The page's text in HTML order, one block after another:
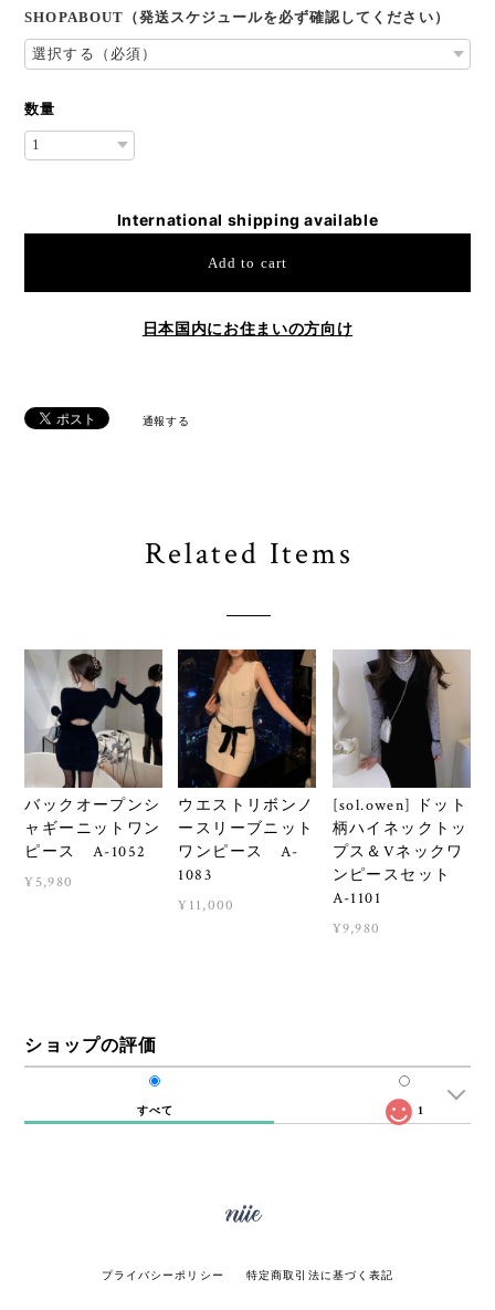
SHOPABOUT（発送スケジュールを必ず確認してください）
数量
International shipping available
Add to cart
日本国内にお住まいの方向け
通報する
Related Items
バックオープンシ
ャギーニットワン
ピース A-1052
¥5,980
ウエストリボンノ
ースリーブニット
ワンピース A-
1083
¥11,000
[sol.owen] ドット
柄ハイネックトッ
プス＆Vネックワ
ンピースセット
A-1101
¥9,980
ショップの評価
すべて 1
プライバシーポリシー 特定商取引法に基づく表記